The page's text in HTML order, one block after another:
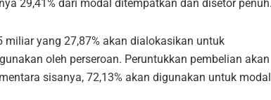
29,41% dari modal ditempatkan dan disetor penuh.
miliar yang 27,87% akan dialokasikan untuk
oleh perseroan. Peruntukkan pembelian akan
sisanya, 72,13% akan digunakan untuk modal